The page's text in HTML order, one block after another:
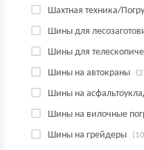
Шахтная техника/
Шины для
Шины для
Шины на автокраны
Шины на
Шины на вилочные
Шины на грейдеры